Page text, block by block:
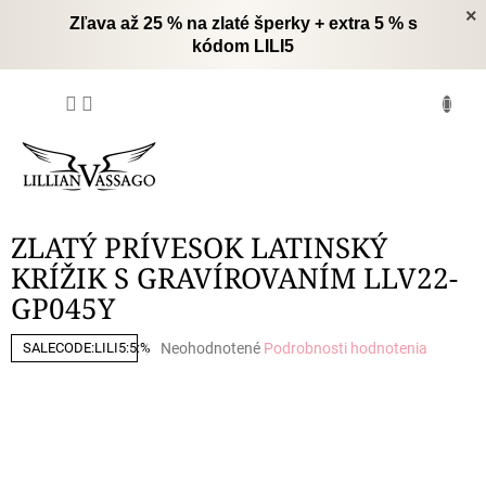
×
Zľava až 25 % na zlaté šperky + extra 5 % s
kódom LILI5
ZLATÝ PRÍVESOK LATINSKÝ
KRÍŽIK S GRAVÍROVANÍM LLV22-
GP045Y
SALECODE:LILI5:5:%
Priemerné
Neohodnotené Podrobnosti hodnotenia